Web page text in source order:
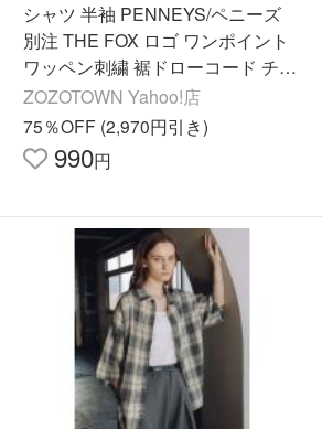
シャツ 半袖 PENNEYS/ペニーズ
別注 THE FOX ロゴ ワンポイント
ワッペン刺繍 裾ドローコード チェ
ック柄アソートルーズ半袖シャツ
メンズ レディース
ZOZOTOWN Yahoo!店
75％OFF (2,970円引き)
990円